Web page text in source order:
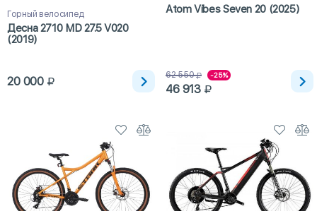
Горный велосипед
Десна 2710 MD 27.5 V020
(2019)
20 000
Atom Vibes Seven 20 (2025)
62 550 -25%
46 913